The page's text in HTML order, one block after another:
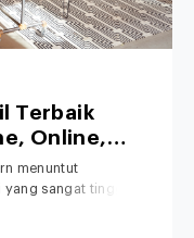
Terbaik
Online,
menuntut
sangat tinggi.
mengelola